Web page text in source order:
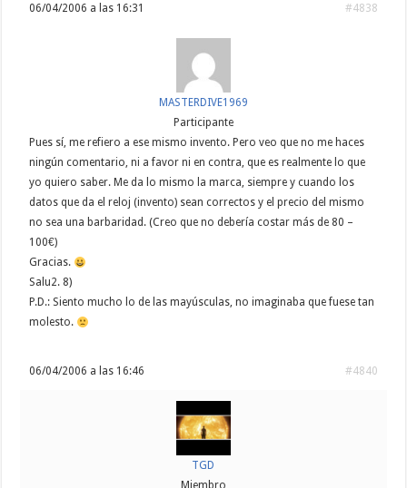
06/04/2006 a las 16:31 #4838
MASTERDIVE1969
Participante
Pues sí, me refiero a ese mismo invento. Pero veo que no me haces
ningún comentario, ni a favor ni en contra, que es realmente lo que
yo quiero saber. Me da lo mismo la marca, siempre y cuando los
datos que da el reloj (invento) sean correctos y el precio del mismo
no sea una barbaridad. (Creo que no debería costar más de 80 –
100€)
Gracias.
Salu2. 8)
P.D.: Siento mucho lo de las mayúsculas, no imaginaba que fuese tan
molesto.
06/04/2006 a las 16:46 #4840
TGD